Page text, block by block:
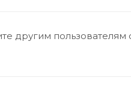
другим